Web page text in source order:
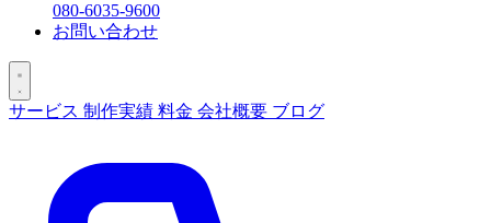
080-6035-9600
お問い合わせ
サービス 制作実績 料金 会社概要 ブログ